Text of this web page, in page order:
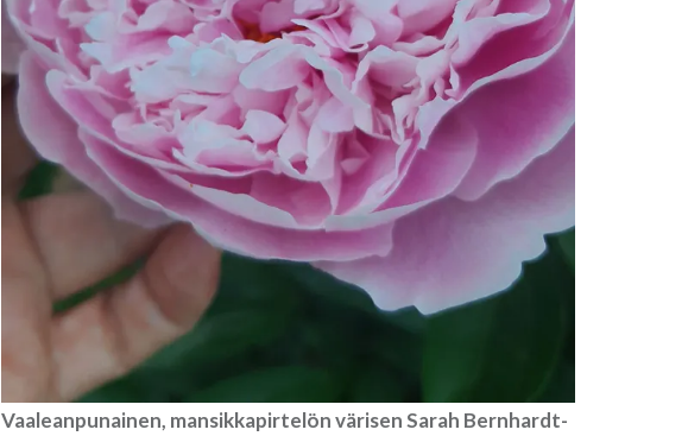
Vaaleanpunainen, mansikkapirtelön värisen Sarah Bernhardt-